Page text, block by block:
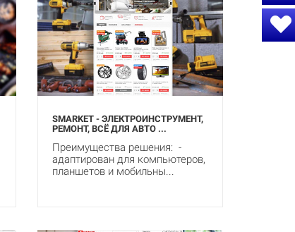
SMARKET - ЭЛЕКТРОИНСТРУМЕНТ,
РЕМОНТ, ВСЁ ДЛЯ АВТО ...
Преимущества решения: -
адаптирован для компьютеров,
планшетов и мобильны...